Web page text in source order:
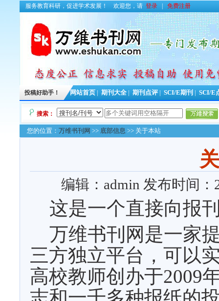
服务教育科研，促进学术发展！ 欢迎您，请 登录 免费注册
投稿好助手！ 网站首页 期刊大全 期刊点评 SCI/E期刊 SCI/E
搜索：
您的位置： 万维书刊网 >> 底部信息 >> 关于本站
编辑：admin 发布时间：
这是一个直接向报
万维书刊网是一家
三方独立平台，可以
高校教师创办于2009